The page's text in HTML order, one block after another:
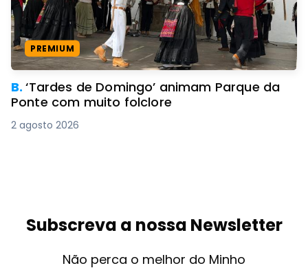
PREMIUM
B.‘Tardes de Domingo’ animam Parque da
Ponte com muito folclore
2 agosto 2026
Subscreva a nossa Newsletter
Não perca o melhor do Minho